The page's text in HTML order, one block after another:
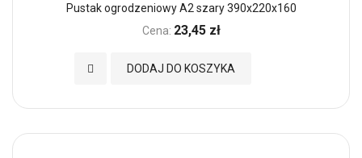
Pustak ogrodzeniowy A2 szary 390x220x160
Cena: 23,45 zł
DODAJ DO KOSZYKA
Dodaj do Ulubionych